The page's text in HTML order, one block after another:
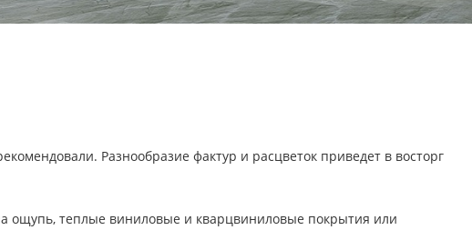
Разнообразие фактур и расцветок приведет в восторг
ощупь, теплые виниловые и кварцвиниловые покрытия или